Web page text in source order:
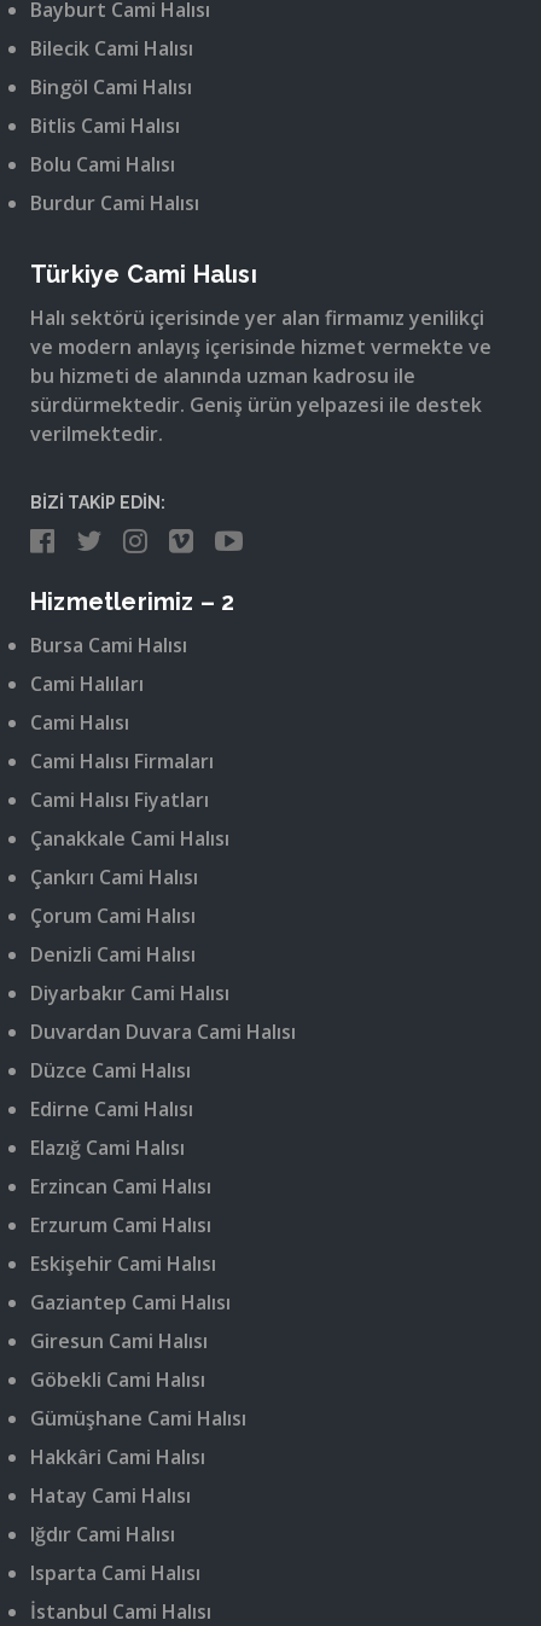
Bayburt Cami Halısı
Bilecik Cami Halısı
Bingöl Cami Halısı
Bitlis Cami Halısı
Bolu Cami Halısı
Burdur Cami Halısı
Türkiye Cami Halısı
Halı sektörü içerisinde yer alan firmamız yenilikçi
ve modern anlayış içerisinde hizmet vermekte ve
bu hizmeti de alanında uzman kadrosu ile
sürdürmektedir. Geniş ürün yelpazesi ile destek
verilmektedir.
BİZİ TAKİP EDİN:
Hizmetlerimiz – 2
Bursa Cami Halısı
Cami Halıları
Cami Halısı
Cami Halısı Firmaları
Cami Halısı Fiyatları
Çanakkale Cami Halısı
Çankırı Cami Halısı
Çorum Cami Halısı
Denizli Cami Halısı
Diyarbakır Cami Halısı
Duvardan Duvara Cami Halısı
Düzce Cami Halısı
Edirne Cami Halısı
Elazığ Cami Halısı
Erzincan Cami Halısı
Erzurum Cami Halısı
Eskişehir Cami Halısı
Gaziantep Cami Halısı
Giresun Cami Halısı
Göbekli Cami Halısı
Gümüşhane Cami Halısı
Hakkâri Cami Halısı
Hatay Cami Halısı
Iğdır Cami Halısı
Isparta Cami Halısı
İstanbul Cami Halısı